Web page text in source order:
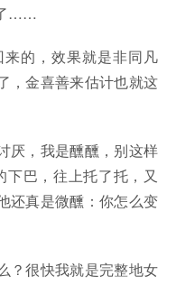
了……
的，效果就是非同凡
，金喜善来估计也就这
，我是醺醺，别这样
下巴，往上托了托，又
还真是微醺：你怎么变
很快我就是完整地女